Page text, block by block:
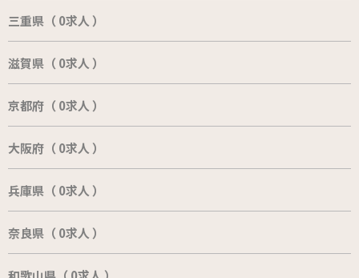
三重県（ 0求人 ）
滋賀県（ 0求人 ）
京都府（ 0求人 ）
大阪府（ 0求人 ）
兵庫県（ 0求人 ）
奈良県（ 0求人 ）